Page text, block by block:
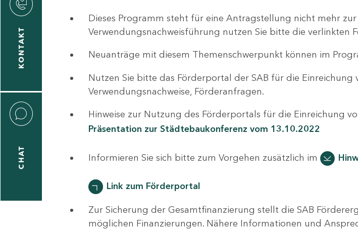
KONTAKT
CHAT
Dieses Programm steht für eine Antragstellung nicht mehr
Verwendungsnachweisführung nutzen Sie bitte die verlinkten
Neuanträge mit diesem Themenschwerpunkt können im
Nutzen Sie bitte das Förderportal der SAB für die Einreichung
Verwendungsnachweise, Förderanfragen.
Hinweise zur Nutzung des Förderportals für die Einreichung
Präsentation zur Städtebaukonferenz vom 13.10.2022
Informieren Sie sich bitte zum Vorgehen zusätzlich im
Link zum Förderportal
Zur Sicherung der Gesamtfinanzierung stellt die SAB
möglichen Finanzierungen. Nähere Informationen und